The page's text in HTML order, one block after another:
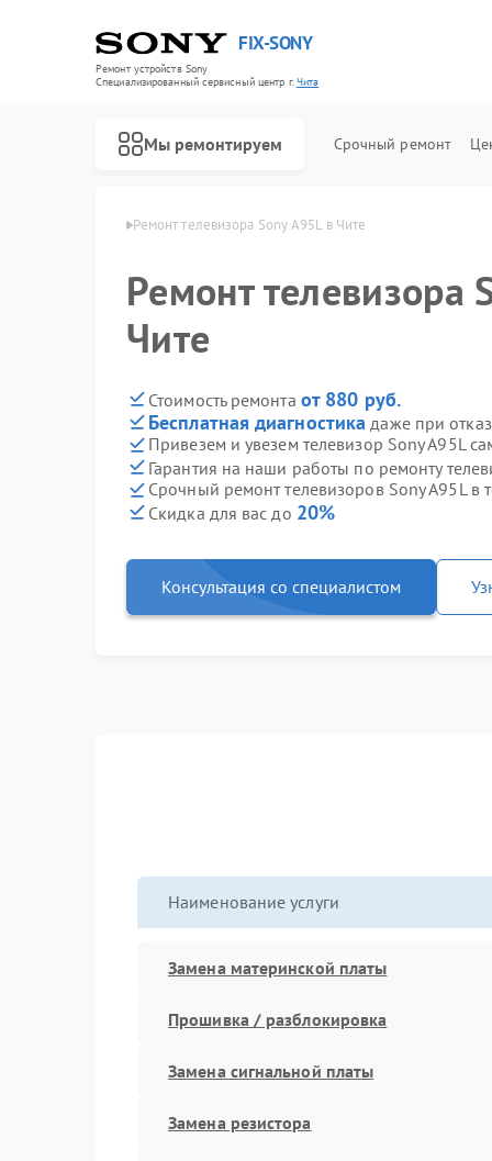
FIX-SONY
Ремонт устройств Sony
Специализированный cервисный центр г.Чита
Мы ремонтируем Срочный ремонт
Ремонт телевизора Sony A95L в Чите
Ремонт телевизора
Чите
Стоимость ремонта от 880 руб.
Бесплатная диагностика даже при
Привезем и увезем телевизор Sony A95L
Гарантия на наши работы по ремонту
Срочный ремонт телевизоров Sony A95L в
Скидка для вас до 20%
Консультация со специалистом
Наименование услуги
Замена материнской платы
Прошивка / разблокировка
Замена сигнальной платы
Замена резистора